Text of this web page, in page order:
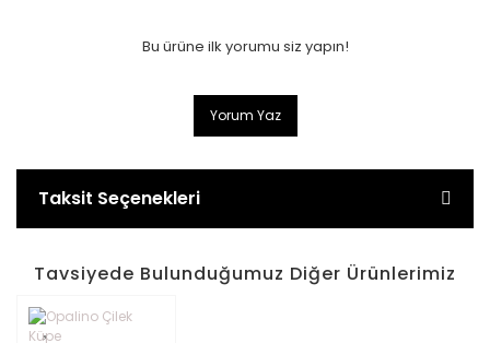
Bu ürüne ilk yorumu siz yapın!
Yorum Yaz
Taksit Seçenekleri
Tavsiyede Bulunduğumuz Diğer Ürünlerimiz